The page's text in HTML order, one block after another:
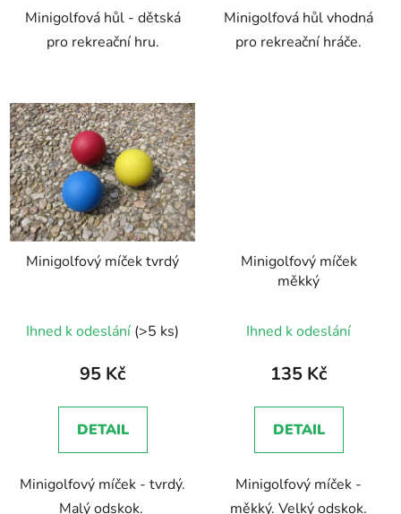
Minigolfová hůl - dětská
pro rekreační hru.
hvězdiček.
Minigolfová hůl vhodná
pro rekreační hráče.
Minigolfový míček tvrdý
hodnocení
produktu
5,0
z
hvězdiček.
Ihned k odeslání (>5 ks)
95 Kč
DETAIL
Minigolfový míček - tvrdý.
Malý odskok.
Minigolfový míček
měkký
hodnocení
produktu
5,0
z
hvězdiček.
Ihned k odeslání
135 Kč
DETAIL
Minigolfový míček -
měkký. Velký odskok.